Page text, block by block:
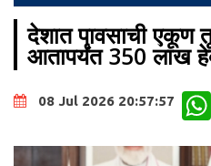
देशात पावसाची एकूण
आतापर्यंत 350 लाख
08 Jul 2026 20:57:57